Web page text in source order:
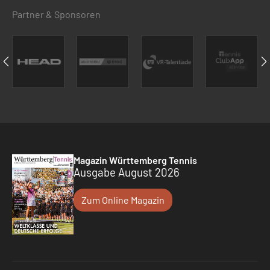
Partner & Sponsoren
Magazin Württemberg Tennis
Ausgabe August 2026
Zum Online Magazin